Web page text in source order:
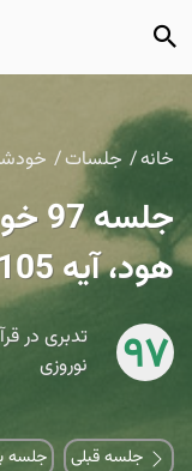
خانه جلسات
هود، آیه 105تا108
97
نوروزی
جلسه قبلی جلسه